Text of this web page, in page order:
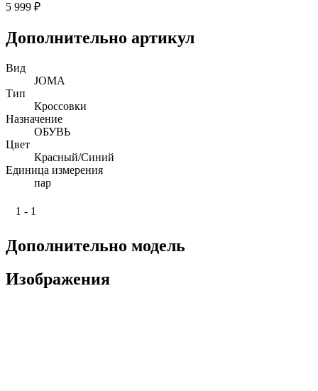
5 999 ₽
Дополнительно артикул
Вид
JOMA
Тип
Кроссовки
Назначение
ОБУВЬ
Цвет
Красный/Синий
Единица измерения
пар
1 - 1
Дополнительно модель
Изображения